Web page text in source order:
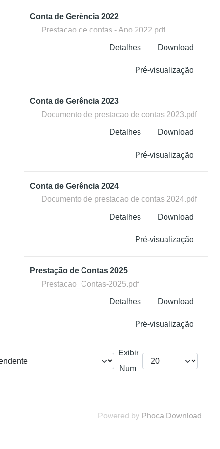
Conta de Gerência 2022
Prestacao de contas - Ano 2022.pdf
Download
Detalhes
Pré-visualização
Conta de Gerência 2023
Documento de prestacao de contas 2023.pdf
Download
Detalhes
Pré-visualização
Conta de Gerência 2024
Documento de prestacao de contas 2024.pdf
Download
Detalhes
Pré-visualização
Prestação de Contas 2025
Prestacao_Contas-2025.pdf
Download
Detalhes
Pré-visualização
Exibir
Num
Powered by Phoca Download